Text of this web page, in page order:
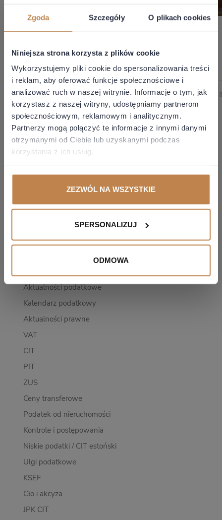
Zgoda Szczegóły O plikach cookies
Niniejsza strona korzysta z plików cookie
Wykorzystujemy pliki cookie do spersonalizowania treści
i reklam, aby oferować funkcje społecznościowe i
analizować ruch w naszej witrynie. Informacje o tym, jak
korzystasz z naszej witryny, udostępniamy partnerom
społecznościowym, reklamowym i analitycznym.
Partnerzy mogą połączyć te informacje z innymi danymi
otrzymanymi od Ciebie lub uzyskanymi podczas
korzystania z ich usług.
ZEZWÓL NA WSZYSTKIE
SPERSONALIZUJ
ODMOWA
Kajetan Kubicz
Faktura
korygująca jest
wymagana
nawet dla
informacji
niepływających
na rozliczenie
VAT
5 sierpień 2026
ZOBACZ WIĘCEJ
Kajetan Kubicz
Korekty
zbiorcze w
KSeF z
problemami
3 sierpień 2026
ZOBACZ WIĘCEJ
Kategorie
E-book
Aktualności podatkowe
Kalendarz podatkowy
Aktualności prawne
VAT
CIT
PIT
ZUS
Ceny transferowe
Podatek od nieruchomości
Kontrole i postępowania
Niskie podatki / CIT estoński
Ulgi podatkowe
KSEF
Cło i akcyza
JPK CIT